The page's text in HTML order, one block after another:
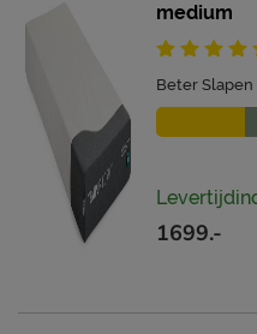
medium
Beter
1699.-